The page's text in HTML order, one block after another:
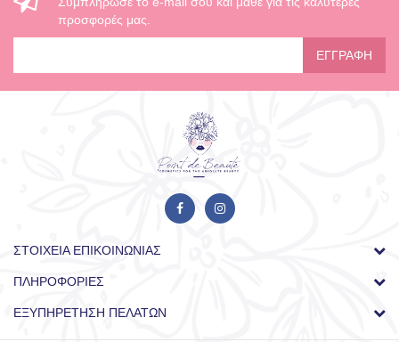
προσφορές μας.
ΕΓΓΡΑΦΉ
ΣΤΟΙΧΕΊΑ ΕΠΙΚΟΙΝΩΝΊΑΣ
ΠΛΗΡΟΦΟΡΊΕΣ
ΕΞΥΠΗΡΈΤΗΣΗ ΠΕΛΑΤΏΝ